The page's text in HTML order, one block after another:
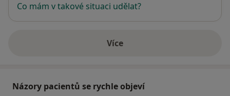
Co mám v takové situaci udělat?
Víceo adrese
Názory pacientů se rychle objeví